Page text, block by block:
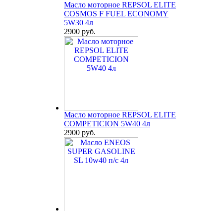
Масло моторное REPSOL ELITE
COSMOS F FUEL ECONOMY
5W30 4л
2900 руб.
Масло моторное REPSOL ELITE
COMPETICION 5W40 4л
2900 руб.